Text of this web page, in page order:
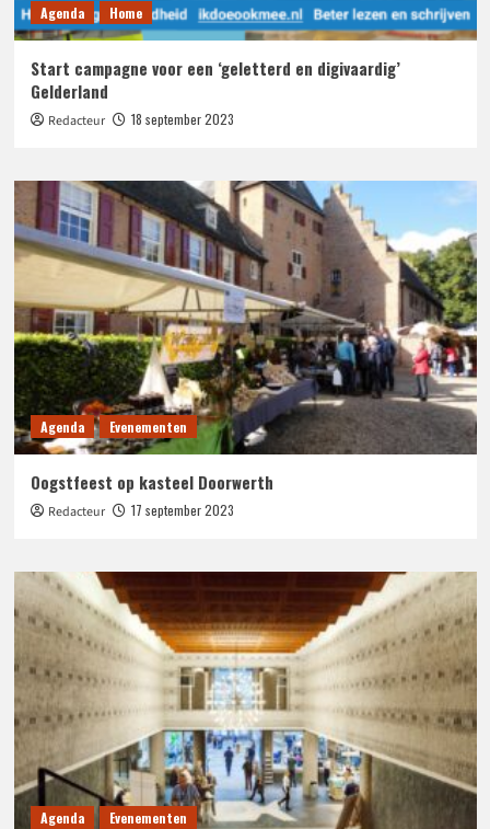
Agenda Home
Start campagne voor een ‘geletterd en digivaardig’
Gelderland
Redacteur 18 september 2023
Agenda Evenementen
Oogstfeest op kasteel Doorwerth
Redacteur 17 september 2023
Agenda Evenementen